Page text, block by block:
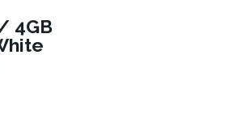
4GB